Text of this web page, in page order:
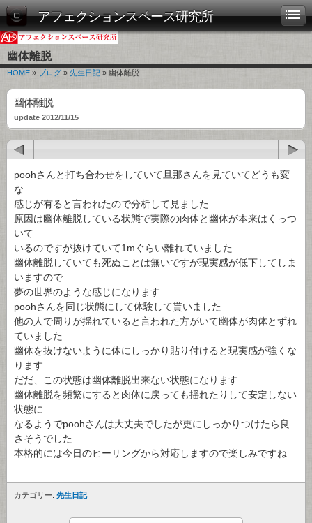
アフェクションスペース研究所
幽体離脱
HOME » ブログ » 先生日記 » 幽体離脱
幽体離脱
update 2012/11/15
poohさんと打ち合わせをしていて旦那さんを見ていてどうも変
な
感じが有ると言われたので分析して見ました
原因は幽体離脱している状態で実際の肉体と幽体が本来はくっつ
いて
いるのですが抜けていて1mぐらい離れていました
幽体離脱していても死ぬことは無いですが現実感が低下してしま
いますので
夢の世界のような感じになります
poohさんを同じ状態にして体験して貰いました
他の人で周りが揺れていると言われた方がいて幽体が肉体とずれ
ていました
幽体を抜けないように体にしっかり貼り付けると現実感が強くな
ります
だだ、この状態は幽体離脱出来ない状態になります
幽体離脱を頻繁にすると肉体に戻っても揺れたりして安定しない
状態に
なるようでpoohさんは大丈夫でしたが更にしっかりつけたら良
さそうでした
本格的には今日のヒーリングから対応しますので楽しみですね
カテゴリー: 先生日記